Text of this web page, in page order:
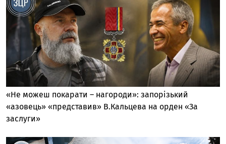
«Не можеш покарати – нагороди»: запорізький
«азовець» «представив» В.Кальцева на орден «За
заслуги»